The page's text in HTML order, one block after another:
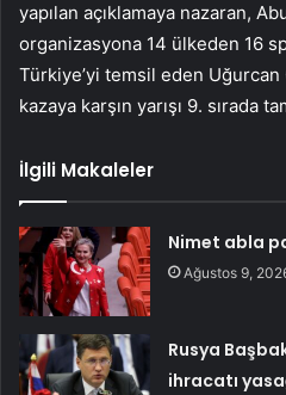
yapılan açıklamaya nazaran,
organizasyona 14 ülkeden 16
Türkiye’yi temsil eden Uğurcan
kazaya karşın yarışı 9. sırada
İlgili Makaleler
Nimet abla
Ağustos 9,
Rusya
ihracatı